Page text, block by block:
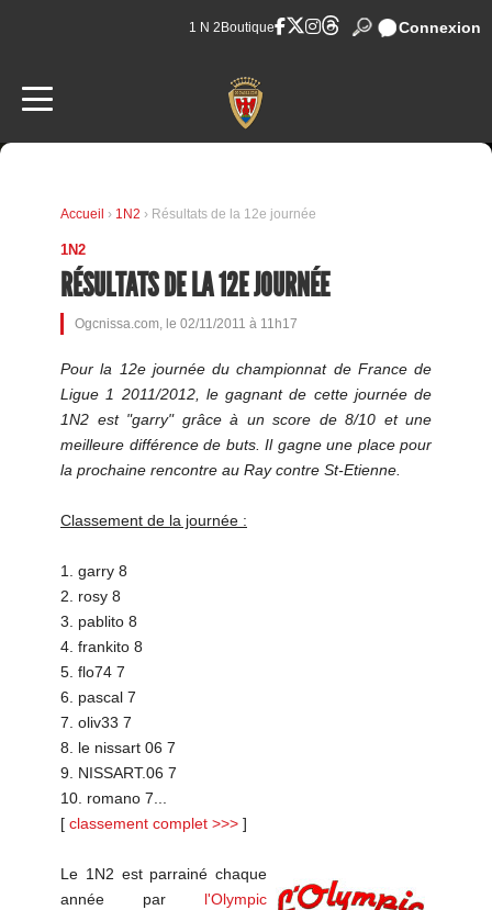
1 N 2 Boutique Connexion
Accueil › 1N2 › Résultats de la 12e journée
1N2
RÉSULTATS DE LA 12E JOURNÉE
Ogcnissa.com, le 02/11/2011 à 11h17
Pour la 12e journée du championnat de France de
Ligue 1 2011/2012, le gagnant de cette journée de
1N2 est "garry" grâce à un score de 8/10 et une
meilleure différence de buts. Il gagne une place pour
la prochaine rencontre au Ray contre St-Etienne.
Classement de la journée :
1. garry 8
2. rosy 8
3. pablito 8
4. frankito 8
5. flo74 7
6. pascal 7
7. oliv33 7
8. le nissart 06 7
9. NISSART.06 7
10. romano 7...
[ classement complet >>> ]
Le 1N2 est parrainé chaque
année par l'Olympic